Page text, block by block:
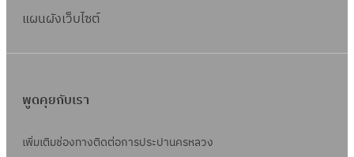
แผนผังเว็บไซต์
พูดคุยกับเรา
เพิ่มเติมช่องทางติดต่อการประปานครหลวง